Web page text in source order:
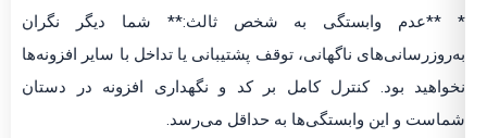
* **عدم وابستگی به شخص ثالث:** شما دیگر نگران
به‌روزرسانی‌های ناگهانی، توقف پشتیبانی یا تداخل با سایر افزونه‌ها
نخواهید بود. کنترل کامل بر کد و نگهداری افزونه در دستان
شماست و این وابستگی‌ها به حداقل می‌رسد.